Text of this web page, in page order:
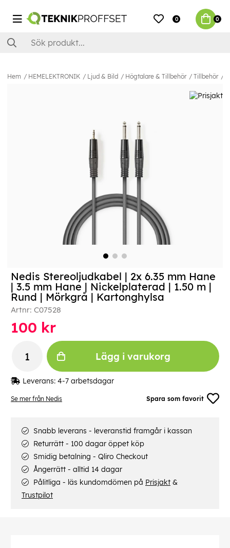
0 0
Hem HEMELEKTRONIK Ljud & Bild Högtalare & Tillbehör Tillbehör
Se mer från Nedis Spara som favorit
Nedis Stereoljudkabel | 2x 6.35 mm Hane
| 3.5 mm Hane | Nickelplaterad | 1.50 m |
Rund | Mörkgrå | Kartonghylsa
Artnr: C07528
100 kr
Lägg i varukorg
Leverans: 4-7 arbetsdagar
Snabb leverans - leveranstid framgår i kassan
Returrätt - 100 dagar öppet köp
Smidig betalning - Qliro Checkout
Ångerrätt - alltid 14 dagar
Pålitliga - läs kundomdömen på Prisjakt &
Trustpilot